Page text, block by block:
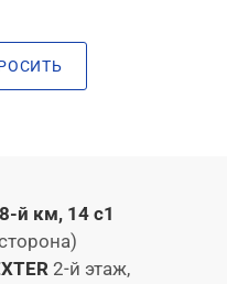
й км, 14 с1
2-й этаж,